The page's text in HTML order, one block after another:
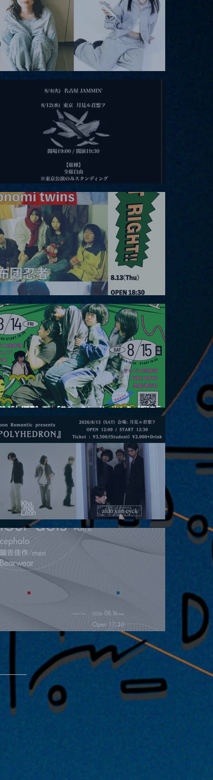
|【観覧】田澤孝介 ソロワンマン 「Ballad Box 2026」
|【観覧】JUST RIGHT!! vol.26
|【観覧】夜）『巷のmyストーリー/センター"訳"フラ
|【観覧】昼）月見ルpre.『POLYHEDRON』
|【観覧】夜）four dots vol.2